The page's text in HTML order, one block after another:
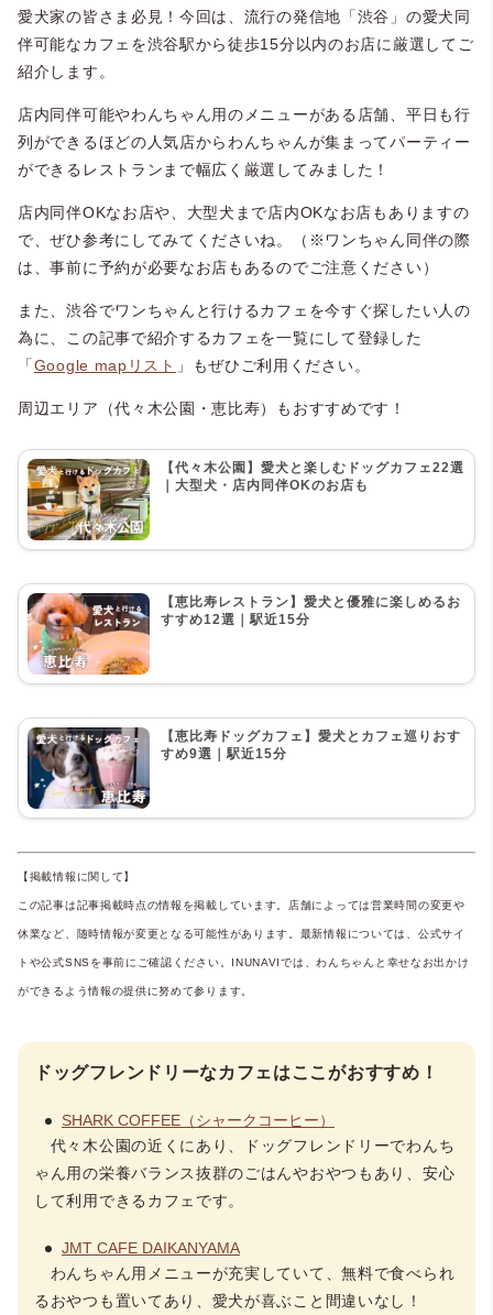
愛犬家の皆さま必見！今回は、流行の発信地「渋谷」の愛犬同
伴可能なカフェを渋谷駅から徒歩15分以内のお店に厳選してご
紹介します。
店内同伴可能やわんちゃん用のメニューがある店舗、平日も行
列ができるほどの人気店からわんちゃんが集まってパーティー
ができるレストランまで幅広く厳選してみました！
店内同伴OKなお店や、大型犬まで店内OKなお店もありますの
で、ぜひ参考にしてみてくださいね。（※ワンちゃん同伴の際
は、事前に予約が必要なお店もあるのでご注意ください）
また、渋谷でワンちゃんと行けるカフェを今すぐ探したい人の
為に、この記事で紹介するカフェを一覧にして登録した
「Google mapリスト 」もぜひご利用ください。
周辺エリア（代々木公園・恵比寿）もおすすめです！
【代々木公園】愛犬と楽しむドッグカフェ22選
｜大型犬・店内同伴OKのお店も
【恵比寿レストラン】愛犬と優雅に楽しめるお
すすめ12選｜駅近15分
【恵比寿ドッグカフェ】愛犬とカフェ巡りおす
すめ9選｜駅近15分
【掲載情報に関して】
この記事は記事掲載時点の情報を掲載しています。店舗によっては営業時間の変更や
休業など、随時情報が変更となる可能性があります。最新情報については、公式サイ
トや公式SNSを事前にご確認ください。INUNAVIでは、わんちゃんと幸せなお出かけ
ができるよう情報の提供に努めて参ります。
ドッグフレンドリーなカフェはここがおすすめ！
SHARK COFFEE（シャークコーヒー）
代々木公園の近くにあり、ドッグフレンドリーでわんち
ゃん用の栄養バランス抜群のごはんやおやつもあり、 安心
して利用できるカフェです。
JMT CAFE DAIKANYAMA
わんちゃん用メニューが充実していて、無料で食べられ
るおやつも置いてあり、愛犬が喜ぶこと間違いなし！